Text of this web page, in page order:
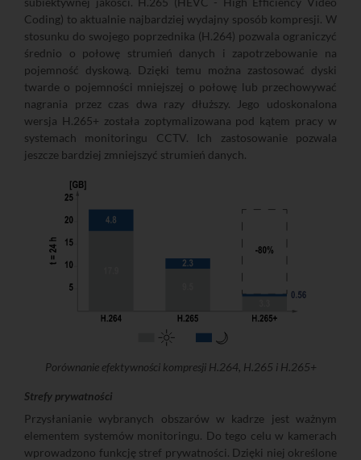
Coding) to aktualnie najbardziej wydajny sposób kompresji. W
stosunku do swojego poprzednika (H.264) pozwala ograniczyć
średnio o połowę strumień danych i zapotrzebowanie na
pojemność dyskową. Dzięki temu można zastosować dyski
twarde o pojemności mniejszej o połowę lub przechowywać
nagrania przez czas dwa razy dłuższy. Jego udoskonalona
wersja H.265+ została zoptymalizowana pod kątem pracy w
systemach monitoringu CCTV. Ich zastosowanie pozwala
jeszcze bardziej zmniejszyć strumień danych.
Porównanie efektywności kompresji H.264, H.265 i H.265+
Strefy prywatności
Przysłanianie wybranych obszarów w kadrze jest ważnym
elementem systemów monitoringu. Do tego celu w kamerach
wprowadzono funkcję stref prywatności. Dzięki niej określone